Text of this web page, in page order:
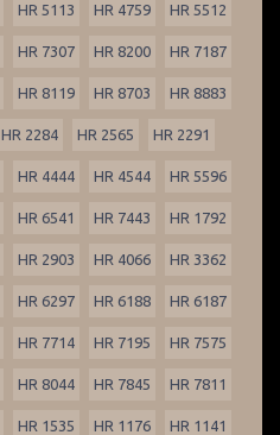
HR 5113 HR 4759 HR 5512
HR 7307 HR 8200 HR 7187
HR 8119 HR 8703 HR 8883
HR 2284 HR 2565 HR 2291
HR 4444 HR 4544 HR 5596
HR 6541 HR 7443 HR 1792
HR 2903 HR 4066 HR 3362
HR 6297 HR 6188 HR 6187
HR 7714 HR 7195 HR 7575
HR 8044 HR 7845 HR 7811
HR 1535 HR 1176 HR 1141